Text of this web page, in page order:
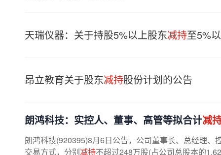
天瑞仪器：关于持股5%以上股东减持至5%
昂立教育关于股东减持股份计划的公告
朗鸿科技：实控人、董事、高管等拟合计减
朗鸿科技(920395)8月6日公告，公司董事长、总经理
交易方式，分别减持不超过248万股(占公司总股本的